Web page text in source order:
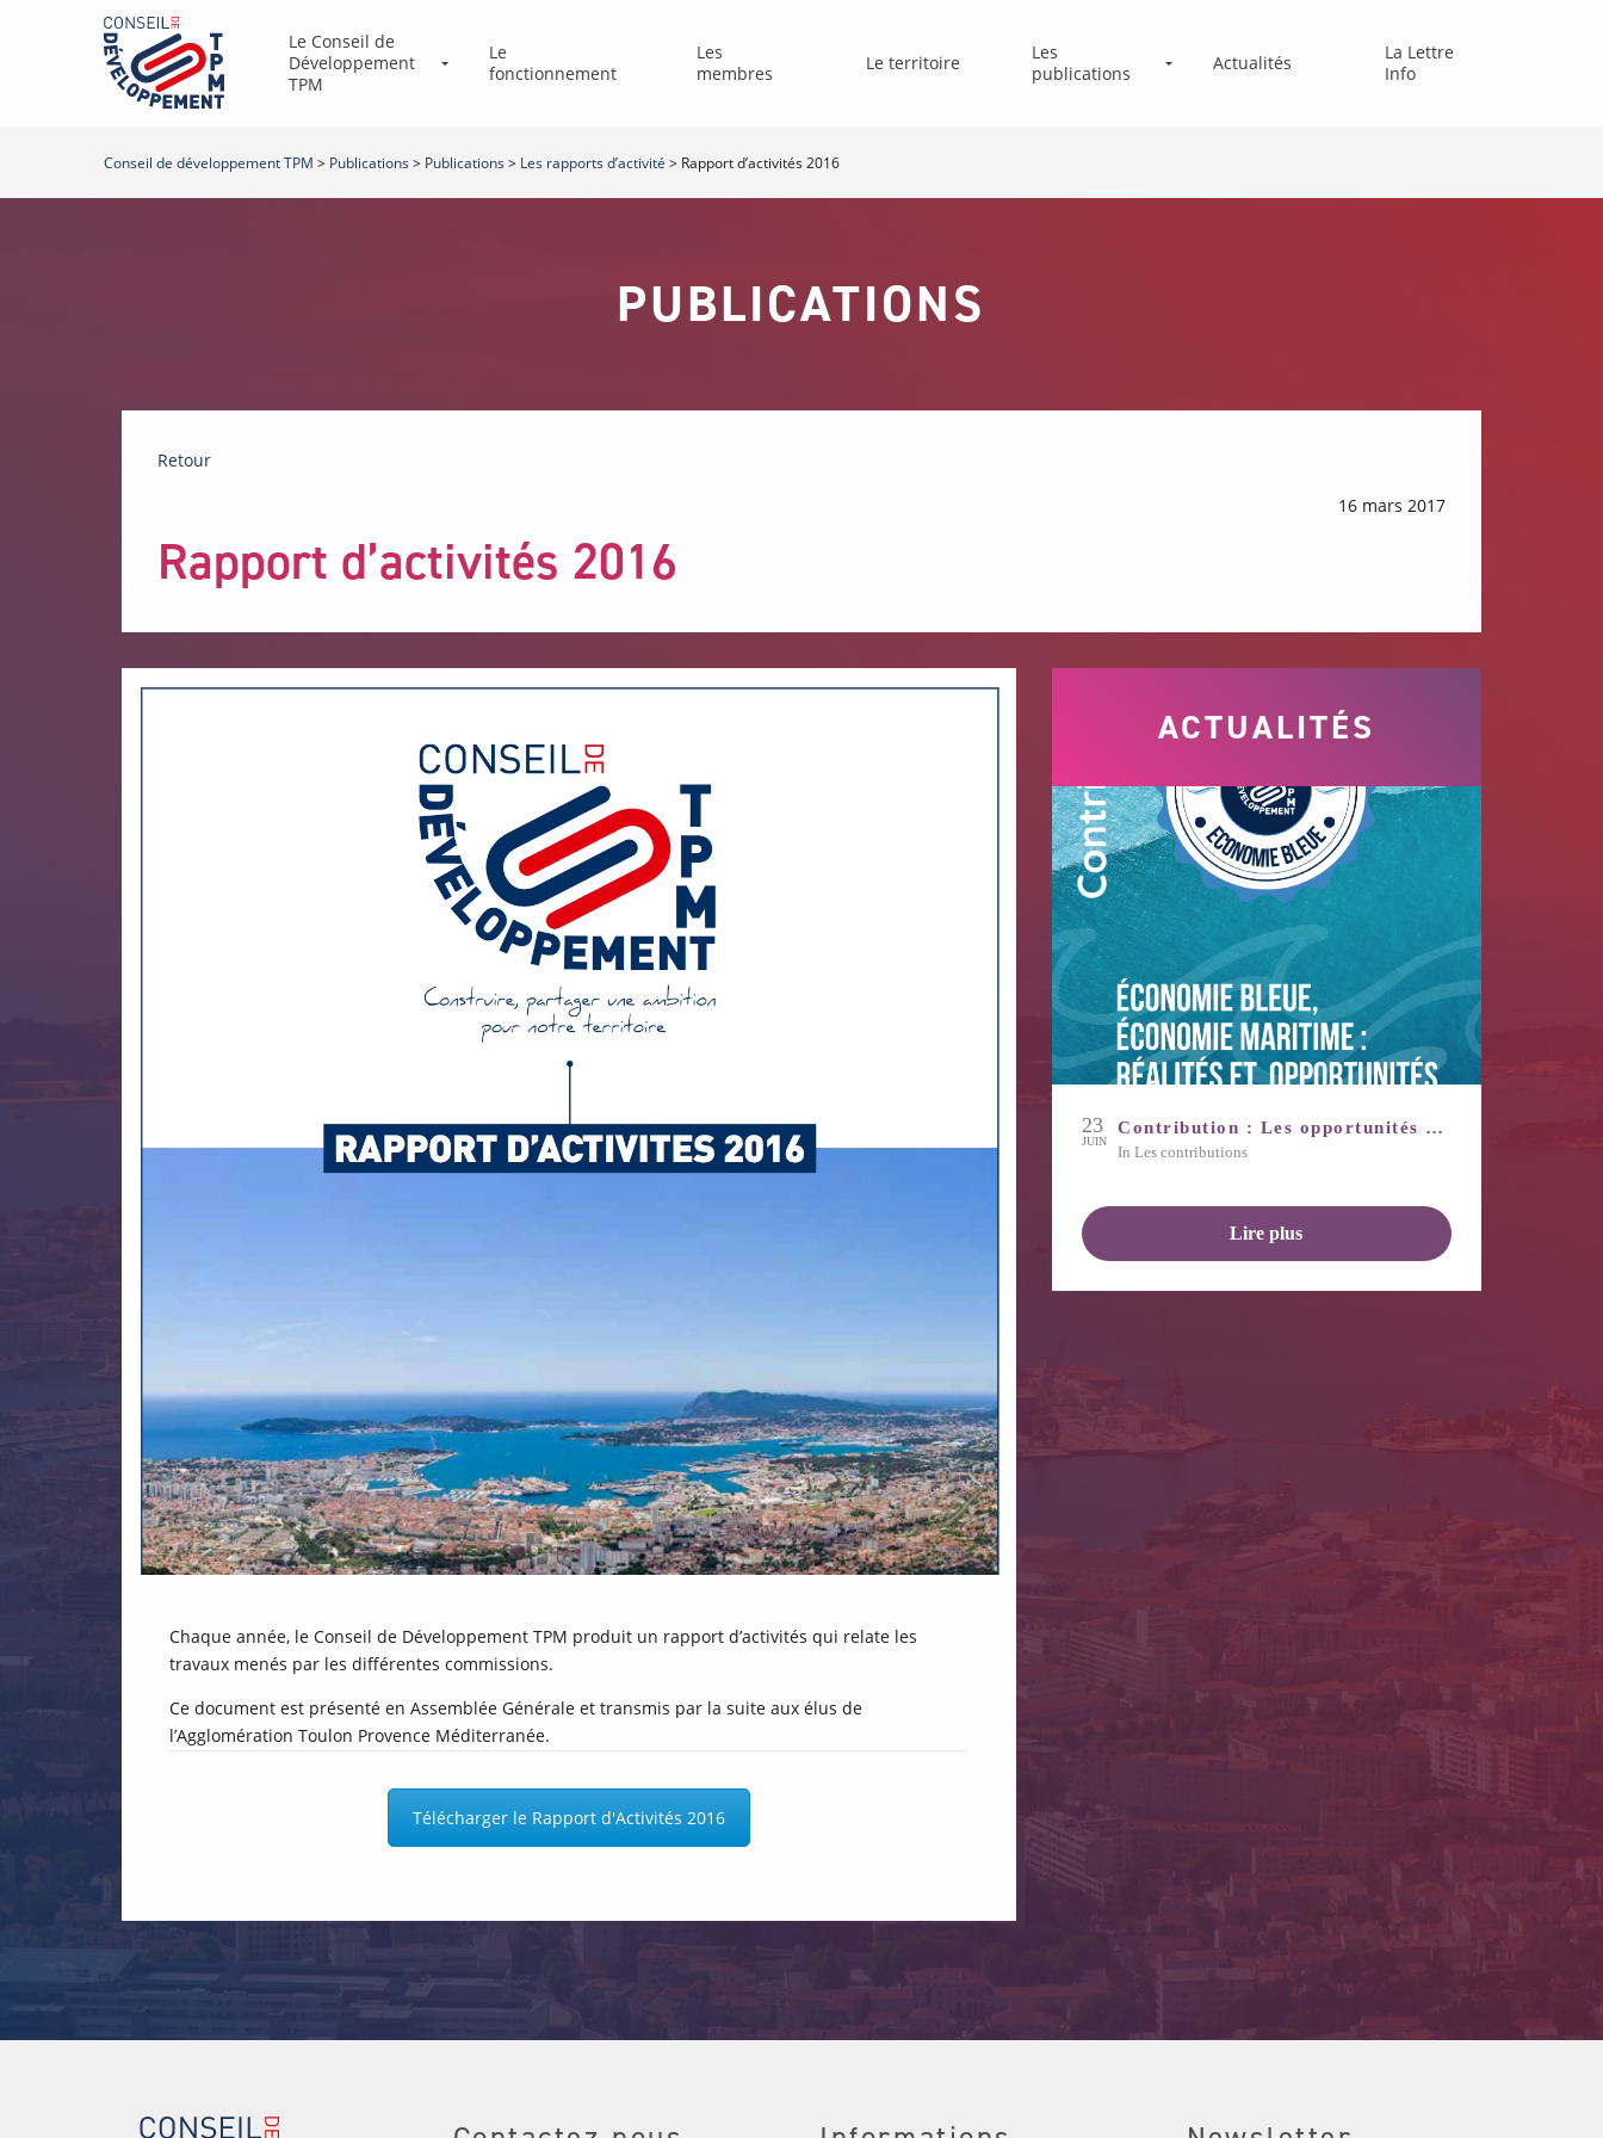
Le Conseil de
Développement
TPM
Le
fonctionnement
Les
membres
Le territoire
Les
publications
Actualités
La Lettre
Info
Conseil de développement TPM > Publications > Publications > Les rapports d’activité > Rapport d’activités 2016
PUBLICATIONS
Retour
Rapport d’activités 2016
16 mars 2017
Chaque année, le Conseil de Développement TPM produit un rapport d’activités qui relate les
travaux menés par les différentes commissions.
Ce document est présenté en Assemblée Générale et transmis par la suite aux élus de
l’Agglomération Toulon Provence Méditerranée.
Télécharger le Rapport d'Activités 2016
ACTUALITÉS
23
JUIN
Contribution : Les opportunités de l’économie bleue
in Les contributions
Lire plus